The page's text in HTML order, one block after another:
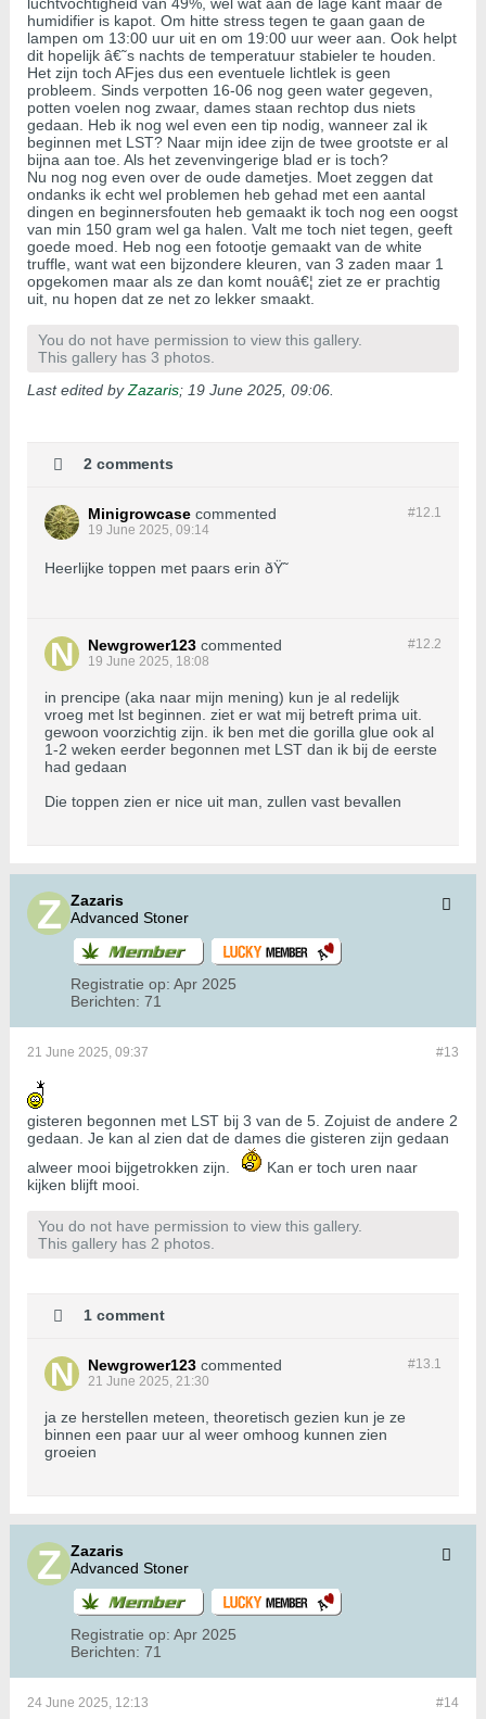
humidifier is kapot. Om hitte stress tegen te gaan gaan de
lampen om 13:00 uur uit en om 19:00 uur weer aan. Ook helpt
dit hopelijk â€˜s nachts de temperatuur stabieler te houden.
Het zijn toch AFjes dus een eventuele lichtlek is geen
probleem. Sinds verpotten 16-06 nog geen water gegeven,
potten voelen nog zwaar, dames staan rechtop dus niets
gedaan. Heb ik nog wel even een tip nodig, wanneer zal ik
beginnen met LST? Naar mijn idee zijn de twee grootste er al
bijna aan toe. Als het zevenvingerige blad er is toch?
Nu nog nog even over de oude dametjes. Moet zeggen dat
ondanks ik echt wel problemen heb gehad met een aantal
dingen en beginnersfouten heb gemaakt ik toch nog een oogst
van min 150 gram wel ga halen. Valt me toch niet tegen, geeft
goede moed. Heb nog een fotootje gemaakt van de white
truffle, want wat een bijzondere kleuren, van 3 zaden maar 1
opgekomen maar als ze dan komt nouâ€¦ ziet ze er prachtig
uit, nu hopen dat ze net zo lekker smaakt.
You do not have permission to view this gallery.
This gallery has 3 photos.
Last edited byZazaris; 19 June 2025, 09:06
2 comments
#12.1
Minigrowcase commented
19 June 2025, 09:14
Heerlijke toppen met paars erin ðŸ˜
#12.2
Newgrower123 commented
19 June 2025, 18:08
in prencipe (aka naar mijn mening) kun je al redelijk
vroeg met lst beginnen. ziet er wat mij betreft prima uit.
gewoon voorzichtig zijn. ik ben met die gorilla glue ook al
1-2 weken eerder begonnen met LST dan ik bij de eerste
had gedaan
Die toppen zien er nice uit man, zullen vast bevallen
Zazaris
Advanced Stoner
Registratie op: Apr 2025
Berichten: 71
#13
21 June 2025, 09:37
gisteren begonnen met LST bij 3 van de 5. Zojuist de andere 2
gedaan. Je kan al zien dat de dames die gisteren zijn gedaan
alweer mooi bijgetrokken zijn.
Kan er toch uren naar
kijken blijft mooi.
You do not have permission to view this gallery.
This gallery has 2 photos.
1 comment
#13.1
Newgrower123 commented
21 June 2025, 21:30
ja ze herstellen meteen, theoretisch gezien kun je ze
binnen een paar uur al weer omhoog kunnen zien
groeien
Zazaris
Advanced Stoner
Registratie op: Apr 2025
Berichten: 71
#14
24 June 2025, 12:13